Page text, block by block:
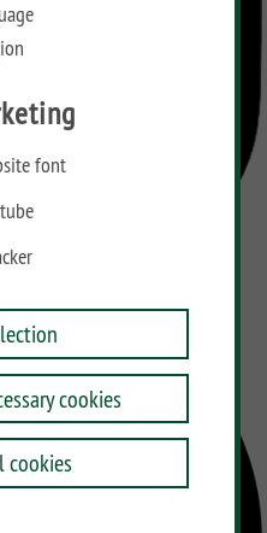
font
cookies
cookies